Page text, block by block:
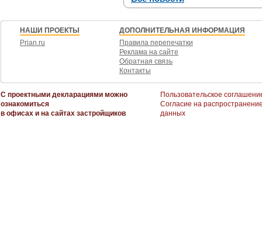
НАШИ ПРОЕКТЫ
Prian.ru
ДОПОЛНИТЕЛЬНАЯ ИНФОРМАЦИЯ
Правила перепечатки
Реклама на сайте
Обратная связь
Контакты
С проектными декларациями можно
ознакомиться
в офисах и на сайтах застройщиков
Пользовательское
Согласие на
данных